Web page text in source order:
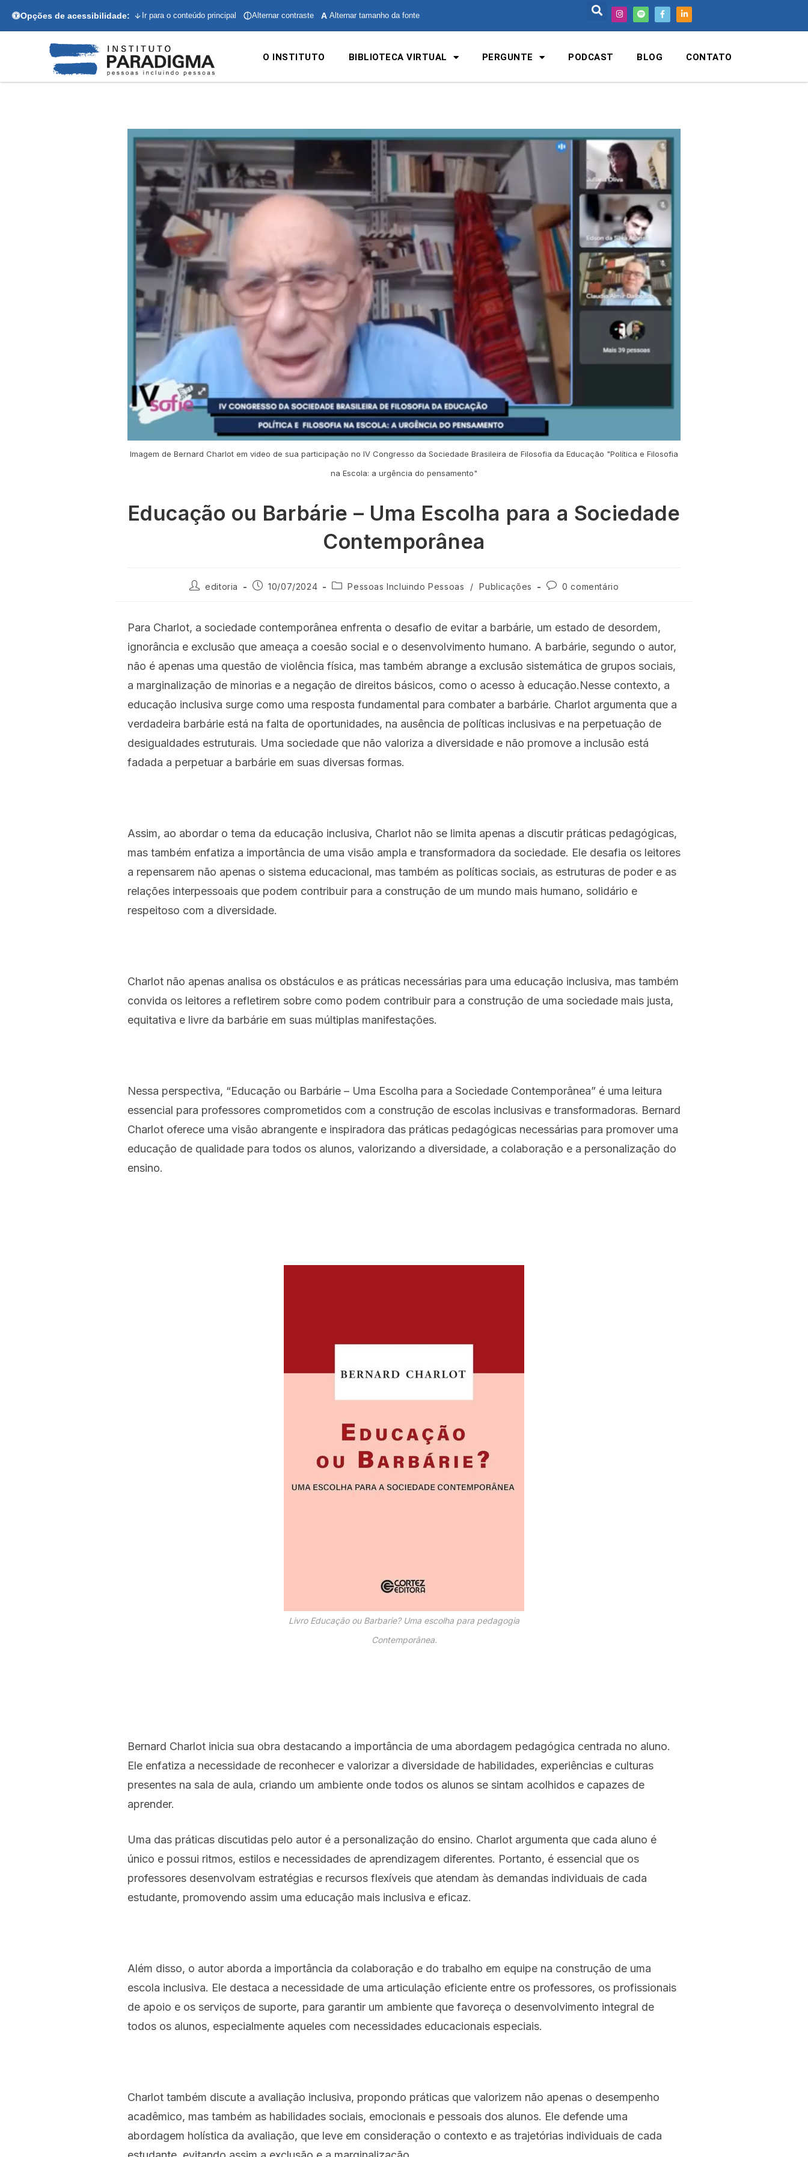
Opções de acessibilidade: Ir para o conteúdo principal Alternar contraste A Alternar tamanho da fonte
O INSTITUTO BIBLIOTECA VIRTUAL PERGUNTE PODCAST BLOG CONTATO
Imagem de Bernard Charlot em video de sua participação no IV Congresso da Sociedade Brasileira de Filosofia da Educação "Política e Filosofia
na Escola: a urgência do pensamento"
Educação ou Barbárie – Uma Escolha para a Sociedade
Contemporânea
editoria 10/07/2024 Pessoas Incluindo Pessoas / Publicações 0 comentário
Para Charlot, a sociedade contemporânea enfrenta o desafio de evitar a barbárie, um estado de desordem,
ignorância e exclusão que ameaça a coesão social e o desenvolvimento humano. A barbárie, segundo o autor,
não é apenas uma questão de violência física, mas também abrange a exclusão sistemática de grupos sociais,
a marginalização de minorias e a negação de direitos básicos, como o acesso à educação.Nesse contexto, a
educação inclusiva surge como uma resposta fundamental para combater a barbárie. Charlot argumenta que a
verdadeira barbárie está na falta de oportunidades, na ausência de políticas inclusivas e na perpetuação de
desigualdades estruturais. Uma sociedade que não valoriza a diversidade e não promove a inclusão está
fadada a perpetuar a barbárie em suas diversas formas.
Assim, ao abordar o tema da educação inclusiva, Charlot não se limita apenas a discutir práticas pedagógicas,
mas também enfatiza a importância de uma visão ampla e transformadora da sociedade. Ele desafia os leitores
a repensarem não apenas o sistema educacional, mas também as políticas sociais, as estruturas de poder e as
relações interpessoais que podem contribuir para a construção de um mundo mais humano, solidário e
respeitoso com a diversidade.
Charlot não apenas analisa os obstáculos e as práticas necessárias para uma educação inclusiva, mas também
convida os leitores a refletirem sobre como podem contribuir para a construção de uma sociedade mais justa,
equitativa e livre da barbárie em suas múltiplas manifestações.
Nessa perspectiva, “Educação ou Barbárie – Uma Escolha para a Sociedade Contemporânea” é uma leitura
essencial para professores comprometidos com a construção de escolas inclusivas e transformadoras. Bernard
Charlot oferece uma visão abrangente e inspiradora das práticas pedagógicas necessárias para promover uma
educação de qualidade para todos os alunos, valorizando a diversidade, a colaboração e a personalização do
ensino.
Livro Educação ou Barbarie? Uma escolha para pedagogia
Contemporânea.
Bernard Charlot inicia sua obra destacando a importância de uma abordagem pedagógica centrada no aluno.
Ele enfatiza a necessidade de reconhecer e valorizar a diversidade de habilidades, experiências e culturas
presentes na sala de aula, criando um ambiente onde todos os alunos se sintam acolhidos e capazes de
aprender.
Uma das práticas discutidas pelo autor é a personalização do ensino. Charlot argumenta que cada aluno é
único e possui ritmos, estilos e necessidades de aprendizagem diferentes. Portanto, é essencial que os
professores desenvolvam estratégias e recursos flexíveis que atendam às demandas individuais de cada
estudante, promovendo assim uma educação mais inclusiva e eficaz.
Além disso, o autor aborda a importância da colaboração e do trabalho em equipe na construção de uma
escola inclusiva. Ele destaca a necessidade de uma articulação eficiente entre os professores, os profissionais
de apoio e os serviços de suporte, para garantir um ambiente que favoreça o desenvolvimento integral de
todos os alunos, especialmente aqueles com necessidades educacionais especiais.
Charlot também discute a avaliação inclusiva, propondo práticas que valorizem não apenas o desempenho
acadêmico, mas também as habilidades sociais, emocionais e pessoais dos alunos. Ele defende uma
abordagem holística da avaliação, que leve em consideração o contexto e as trajetórias individuais de cada